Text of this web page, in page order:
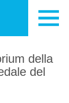
della
del